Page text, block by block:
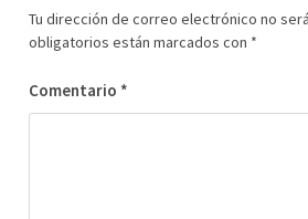
Tu dirección de correo electrónico no
obligatorios están marcados con *
Comentario *